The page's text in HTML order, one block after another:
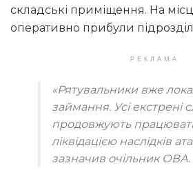
складські приміщення. На
оперативно прибули
РЕКЛАМА
«Рятувальники вже
займання. Усі екстрені
продовжують
ліквідацією наслідків
зазначив очільник ОВА.